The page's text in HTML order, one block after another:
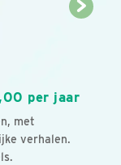
per jaar
met
verhalen.